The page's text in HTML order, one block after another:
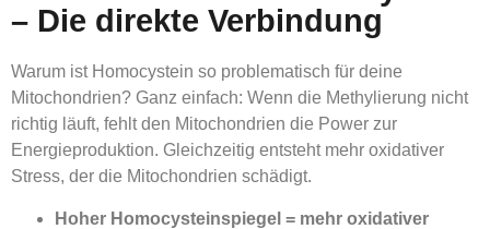
– Die direkte Verbindung
Warum ist Homocystein so problematisch für deine
Mitochondrien? Ganz einfach: Wenn die Methylierung nicht
richtig läuft, fehlt den Mitochondrien die Power zur
Energieproduktion. Gleichzeitig entsteht mehr oxidativer
Stress, der die Mitochondrien schädigt.
Hoher Homocysteinspiegel = mehr oxidativer